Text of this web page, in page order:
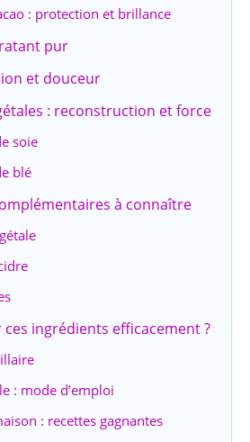
: protection et brillance
pur
et douceur
: reconstruction et force
soie
blé
à connaître
ingrédients efficacement ?
: mode d’emploi
: recettes gagnantes